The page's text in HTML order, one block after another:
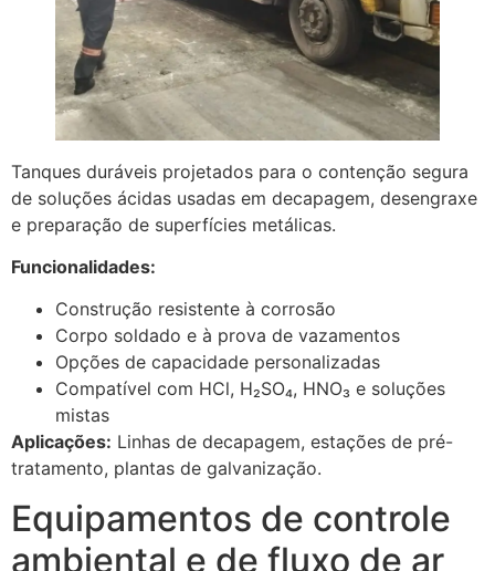
Tanques duráveis projetados para o contenção segura
de soluções ácidas usadas em decapagem, desengraxe
e preparação de superfícies metálicas.
Funcionalidades:
Construção resistente à corrosão
Corpo soldado e à prova de vazamentos
Opções de capacidade personalizadas
Compatível com HCl, H₂SO₄, HNO₃ e soluções
mistas
Aplicações: Linhas de decapagem, estações de pré-
tratamento, plantas de galvanização.
Equipamentos de controle
ambiental e de fluxo de ar